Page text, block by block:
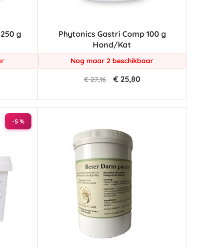
g
Phytonics Gastri Comp 100 g
Hond/Kat
Nog maar 2 beschikbaar
€ 27,16 € 25,80
-5 %